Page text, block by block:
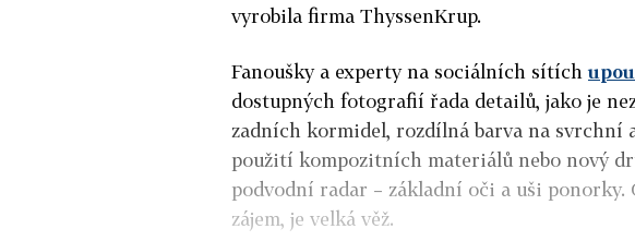
vyrobila firma ThyssenKrup.
Fanoušky a experty na sociálních sítích
dostupných fotografií řada detailů, jako je
zadních kormidel, rozdílná barva na svrchní
použití kompozitních materiálů nebo nový
podvodní radar – základní oči a uši ponorky.
zájem, je velká věž.